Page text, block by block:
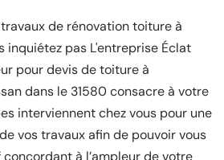
de rénovation toiture à
inquiétez pas L'entreprise Éclat
pour devis de toiture à
dans le 31580 consacre à votre
interviennent chez vous pour une
vos travaux afin de pouvoir vous